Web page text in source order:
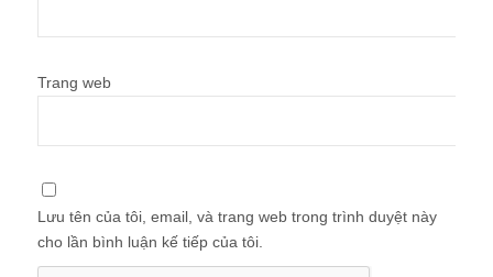
Trang web
Lưu tên của tôi, email, và trang web trong trình duyệt này
cho lần bình luận kế tiếp của tôi.